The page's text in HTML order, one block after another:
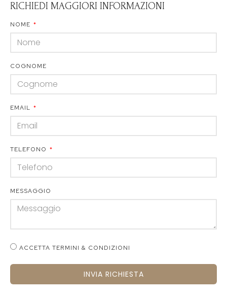
RICHIEDI MAGGIORI INFORMAZIONI
NOME
COGNOME
EMAIL
TELEFONO
MESSAGGIO
ACCETTA TERMINI & CONDIZIONI
INVIA RICHIESTA